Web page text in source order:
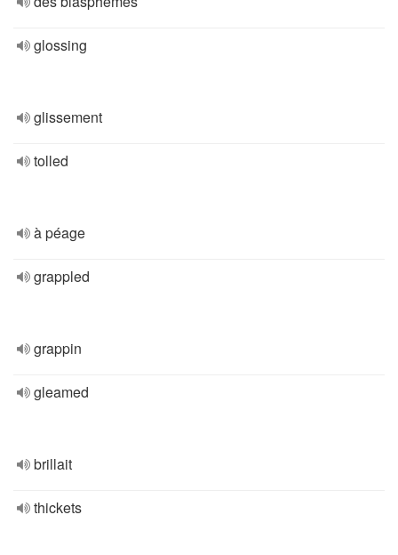
glossing
glissement
tolled
à péage
grappled
grappin
gleamed
brillait
thickets